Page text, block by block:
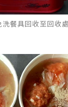
餐具回收至回收